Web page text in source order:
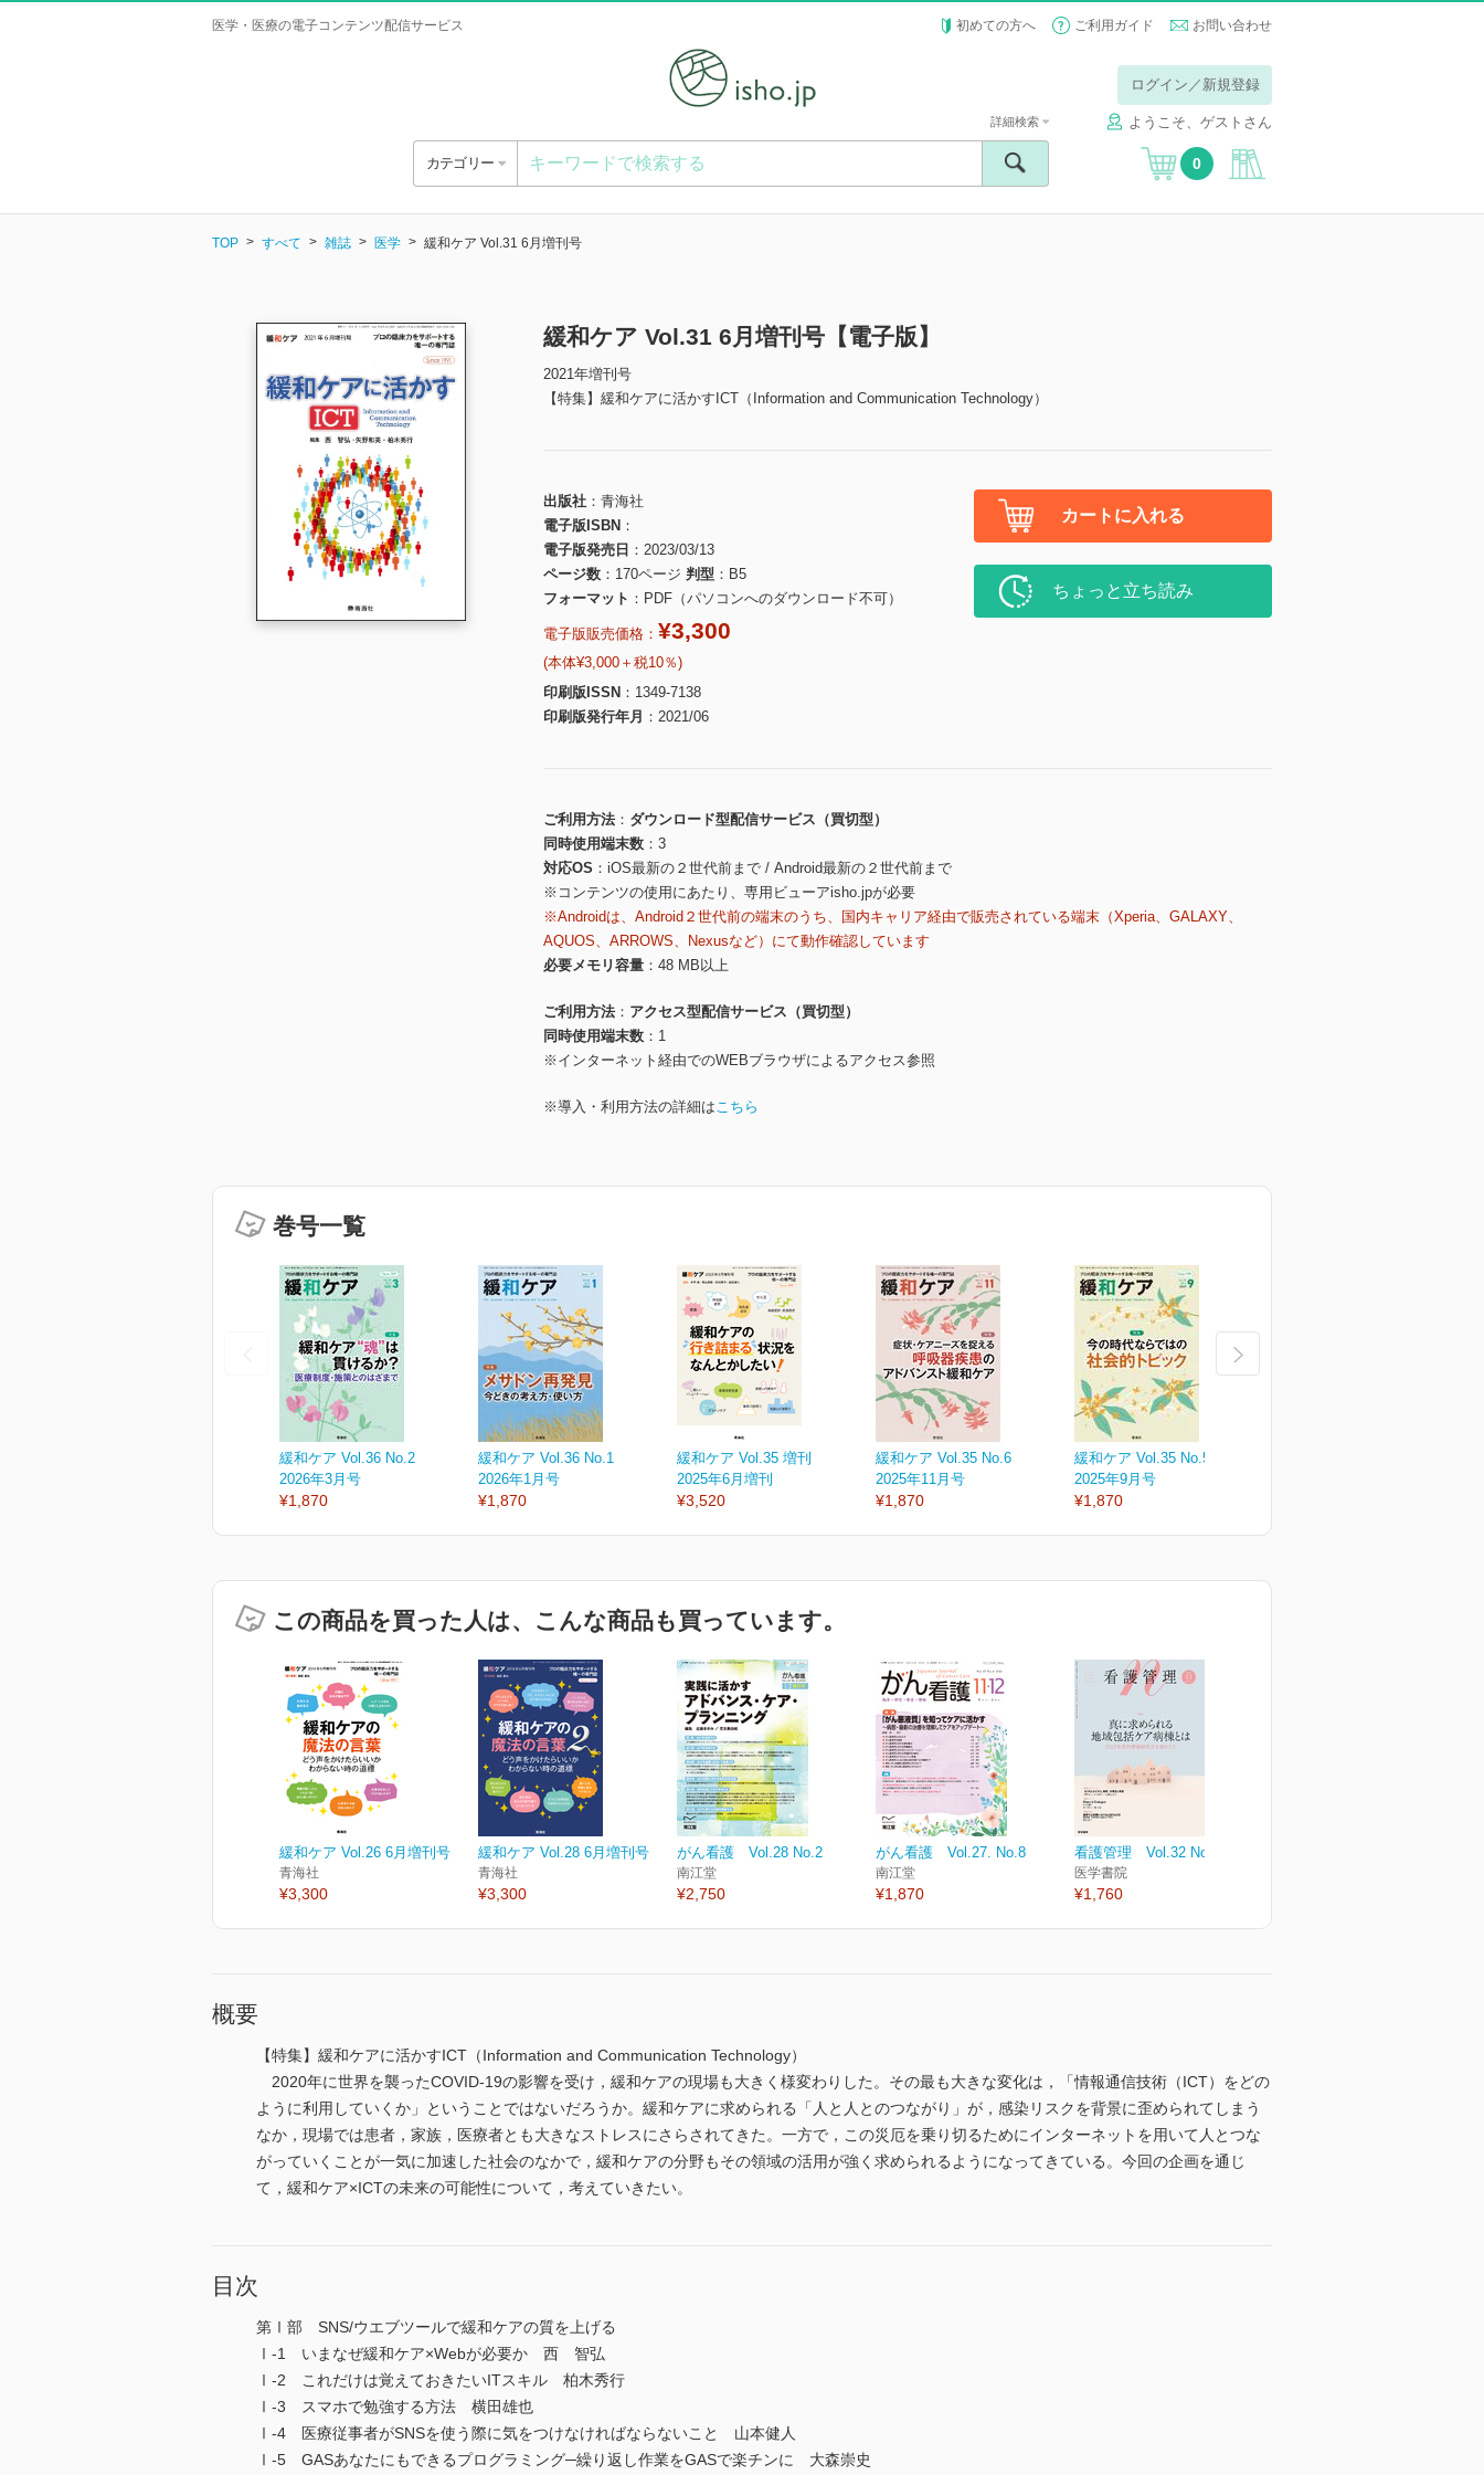
医学・医療の電子コンテンツ配信サービス 初めての方へ ご利用ガイド お問い合わせ
ログイン／新規登録
ようこそ、ゲストさん
カテゴリー
詳細検索
0
TOP すべて 雑誌 医学 緩和ケア Vol.31 6月増刊号
緩和ケア Vol.31 6月増刊号【電子版】
2021年増刊号
【特集】緩和ケアに活かすICT（Information and Communication Technology）
出版社
青海社
電子版ISBN
電子版発売日
2023/03/13
ページ数
170ページ 判型
B5
フォーマット
PDF（パソコンへのダウンロード不可）
電子版販売価格： ¥3,300
(本体¥3,000＋税10％)
印刷版ISSN
1349-7138
印刷版発行年月
2021/06
カートに入れる
ちょっと立ち読み
ご利用方法
ダウンロード型配信サービス（買切型）
同時使用端末数
3
対応OS
iOS最新の２世代前まで / Android最新の２世代前まで
※コンテンツの使用にあたり、専用ビューアisho.jpが必要
※Androidは、Android２世代前の端末のうち、国内キャリア経由で販売されている端末（Xperia、GALAXY、
AQUOS、ARROWS、Nexusなど）にて動作確認しています
必要メモリ容量
48 MB以上
ご利用方法
アクセス型配信サービス（買切型）
同時使用端末数
1
※インターネット経由でのWEBブラウザによるアクセス参照
※導入・利用方法の詳細はこちら
巻号一覧
緩和ケア Vol.36 No.2
2026年3月号
¥1,870
緩和ケア Vol.36 No.1
2026年1月号
¥1,870
緩和ケア Vol.35 増刊
2025年6月増刊
¥3,520
緩和ケア Vol.35 No.6
2025年11月号
¥1,870
緩和ケア Vol.35 No.5
2025年9月号
¥1,870
この商品を買った人は、こんな商品も買っています。
緩和ケア Vol.26 6月増刊号
青海社
¥3,300
緩和ケア Vol.28 6月増刊号
青海社
¥3,300
がん看護 Vol.28 No.2
南江堂
¥2,750
がん看護 Vol.27. No.8
南江堂
¥1,870
看護管理 Vol.32 No.11
医学書院
¥1,760
概要
【特集】緩和ケアに活かすICT（Information and Communication Technology）
2020年に世界を襲ったCOVID-19の影響を受け，緩和ケアの現場も大きく様変わりした。その最も大きな変化は，「情報通信技術（ICT）をどの
ように利用していくか」ということではないだろうか。緩和ケアに求められる「人と人とのつながり」が，感染リスクを背景に歪められてしまう
なか，現場では患者，家族，医療者とも大きなストレスにさらされてきた。一方で，この災厄を乗り切るためにインターネットを用いて人とつな
がっていくことが一気に加速した社会のなかで，緩和ケアの分野もその領域の活用が強く求められるようになってきている。今回の企画を通じ
て，緩和ケア×ICTの未来の可能性について，考えていきたい。
目次
第Ⅰ部 SNS/ウエブツールで緩和ケアの質を上げる
Ⅰ-1 いまなぜ緩和ケア×Webが必要か 西 智弘
Ⅰ-2 これだけは覚えておきたいITスキル 柏木秀行
Ⅰ-3 スマホで勉強する方法 横田雄也
Ⅰ-4 医療従事者がSNSを使う際に気をつけなければならないこと 山本健人
Ⅰ-5 GASあなたにもできるプログラミング─繰り返し作業をGASで楽チンに 大森崇史